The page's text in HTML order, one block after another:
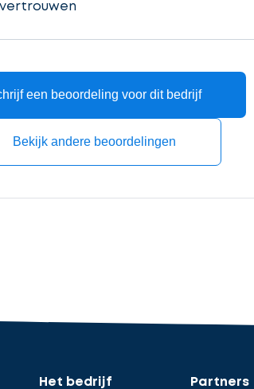
een beoordeling voor dit bedrijf
Bekijk andere beoordelingen
Het bedrijf Partners